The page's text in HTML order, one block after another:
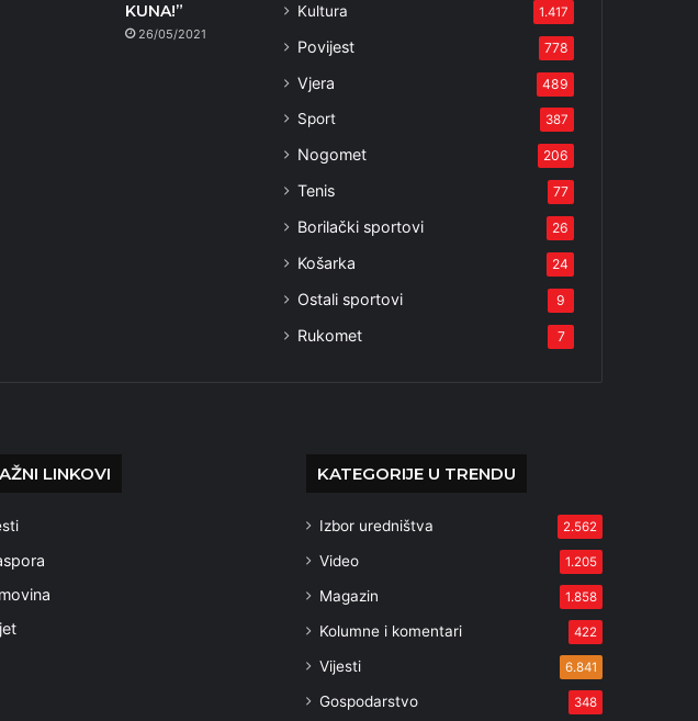
KUNA!”
26/05/2021
Kultura 1.417
Povijest 778
Vjera 489
Sport 387
Nogomet 206
Tenis 77
Borilački sportovi 26
Košarka 24
Ostali sportovi 9
Rukomet 7
LINKOVI KATEGORIJE U TRENDU
Izbor uredništva 2.562
Video 1.205
Magazin 1.858
Kolumne i komentari 422
Vijesti 6.841
Gospodarstvo 348